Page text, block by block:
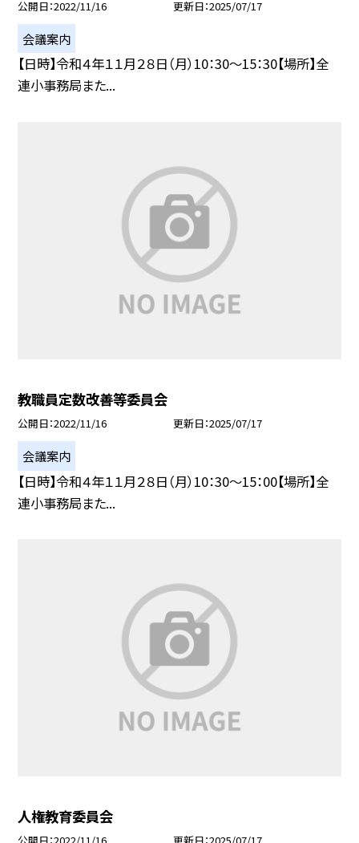
公開日 2022/11/16 更新日 2025/07/17
会議案内
【日時】令和４年１１月２８日（月）10：30〜15：30【場所】全
連小事務局また...
教職員定数改善等委員会
公開日 2022/11/16 更新日 2025/07/17
会議案内
【日時】令和４年１１月２８日（月）10：30〜15：00【場所】全
連小事務局また...
人権教育委員会